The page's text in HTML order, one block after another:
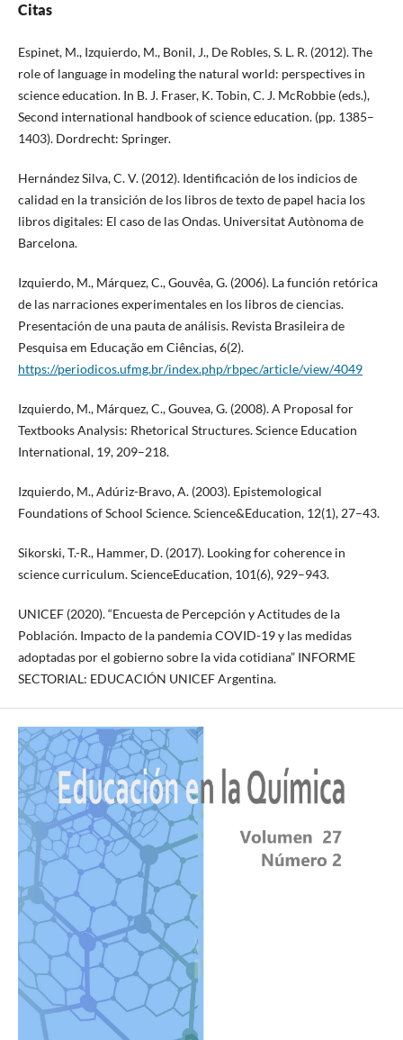
Citas
Espinet, M., Izquierdo, M., Bonil, J., De Robles, S. L. R. (2012). The
role of language in modeling the natural world: perspectives in
science education. In B. J. Fraser, K. Tobin, C. J. McRobbie (eds.),
Second international handbook of science education. (pp. 1385–
1403). Dordrecht: Springer.
Hernández Silva, C. V. (2012). Identificación de los indicios de
calidad en la transición de los libros de texto de papel hacia los
libros digitales: El caso de las Ondas. Universitat Autònoma de
Barcelona.
Izquierdo, M., Márquez, C., Gouvêa, G. (2006). La función retórica
de las narraciones experimentales en los libros de ciencias.
Presentación de una pauta de análisis. Revista Brasileira de
Pesquisa em Educação em Ciências, 6(2).
https://periodicos.ufmg.br/index.php/rbpec/article/view/4049
Izquierdo, M., Márquez, C., Gouvea, G. (2008). A Proposal for
Textbooks Analysis: Rhetorical Structures. Science Education
International, 19, 209–218.
Izquierdo, M., Adúriz-Bravo, A. (2003). Epistemological
Foundations of School Science. Science&Education, 12(1), 27–43.
Sikorski, T.-R., Hammer, D. (2017). Looking for coherence in
science curriculum. ScienceEducation, 101(6), 929–943.
UNICEF (2020). “Encuesta de Percepción y Actitudes de la
Población. Impacto de la pandemia COVID-19 y las medidas
adoptadas por el gobierno sobre la vida cotidiana” INFORME
SECTORIAL: EDUCACIÓN UNICEF Argentina.